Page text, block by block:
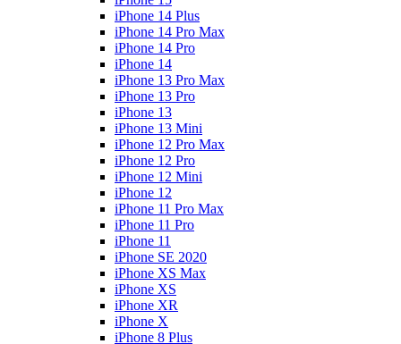
iPhone 14 Plus
iPhone 14 Pro Max
iPhone 14 Pro
iPhone 14
iPhone 13 Pro Max
iPhone 13 Pro
iPhone 13
iPhone 13 Mini
iPhone 12 Pro Max
iPhone 12 Pro
iPhone 12 Mini
iPhone 12
iPhone 11 Pro Max
iPhone 11 Pro
iPhone 11
iPhone SE 2020
iPhone XS Max
iPhone XS
iPhone XR
iPhone X
iPhone 8 Plus